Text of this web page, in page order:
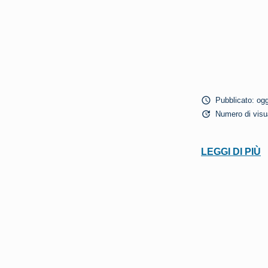
schedule Pubblicato:
update Numero di
LEGGI DI PIÙ